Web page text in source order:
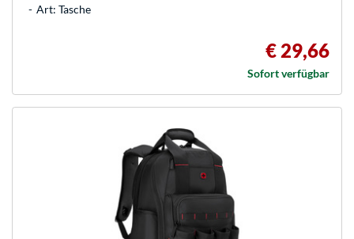
Art: Tasche
€ 29,66
Sofort verfügbar